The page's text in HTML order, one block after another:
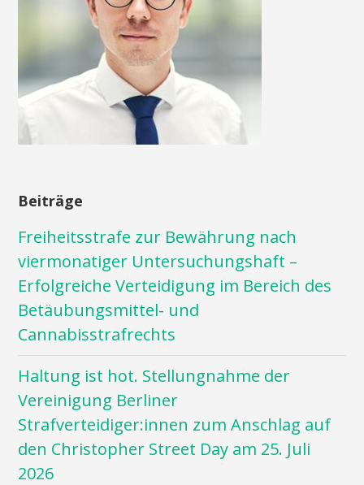
Beiträge
Freiheitsstrafe zur Bewährung nach
viermonatiger Untersuchungshaft –
Erfolgreiche Verteidigung im Bereich des
Betäubungsmittel- und
Cannabisstrafrechts
Haltung ist hot. Stellungnahme der
Vereinigung Berliner
Strafverteidiger:innen zum Anschlag auf
den Christopher Street Day am 25. Juli
2026